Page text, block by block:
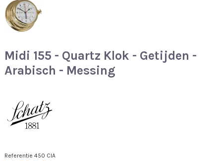
Midi 155 - Quartz Klok - Getijden -
Arabisch - Messing
Referentie 450 CIA